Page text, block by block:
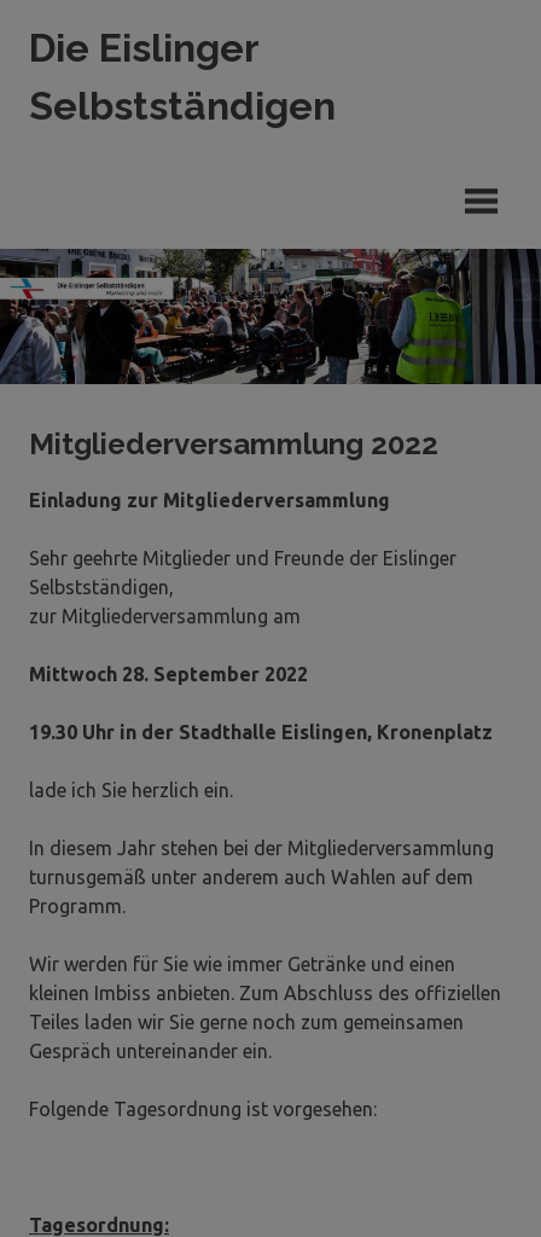
InhaltDie Eislinger
Selbstständigen
in
Hande,
Handwerk
und
Dienstleistung
Mitgliederversammlung 2022
Einladung zur Mitgliederversammlung
Sehr geehrte Mitglieder und Freunde der Eislinger
Selbstständigen,
zur Mitgliederversammlung am
Mittwoch 28. September 2022
19.30 Uhr in der Stadthalle Eislingen, Kronenplatz
lade ich Sie herzlich ein.
In diesem Jahr stehen bei der Mitgliederversammlung
turnusgemäß unter anderem auch Wahlen auf dem
Programm.
Wir werden für Sie wie immer Getränke und einen
kleinen Imbiss anbieten. Zum Abschluss des offiziellen
Teiles laden wir Sie gerne noch zum gemeinsamen
Gespräch untereinander ein.
Folgende Tagesordnung ist vorgesehen:
Tagesordnung: